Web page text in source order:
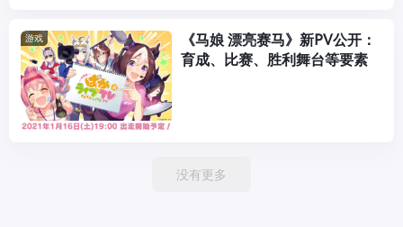
游戏
《马娘 漂亮赛马》新PV公开：
育成、比赛、胜利舞台等要素
没有更多